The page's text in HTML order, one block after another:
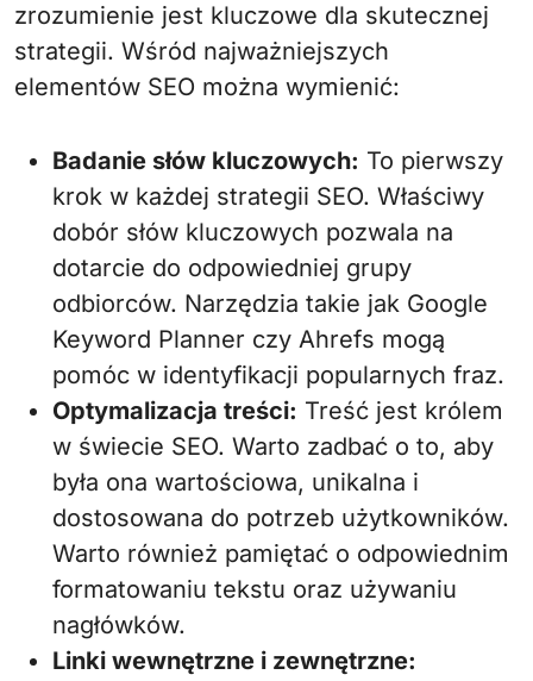
zrozumienie jest kluczowe dla skutecznej
strategii. Wśród najważniejszych
elementów SEO można wymienić:
Badanie słów kluczowych: To pierwszy
krok w każdej strategii SEO. Właściwy
dobór słów kluczowych pozwala na
dotarcie do odpowiedniej grupy
odbiorców. Narzędzia takie jak Google
Keyword Planner czy Ahrefs mogą
pomóc w identyfikacji popularnych fraz.
Optymalizacja treści: Treść jest królem
w świecie SEO. Warto zadbać o to, aby
była ona wartościowa, unikalna i
dostosowana do potrzeb użytkowników.
Warto również pamiętać o odpowiednim
formatowaniu tekstu oraz używaniu
nagłówków.
Linki wewnętrzne i zewnętrzne: